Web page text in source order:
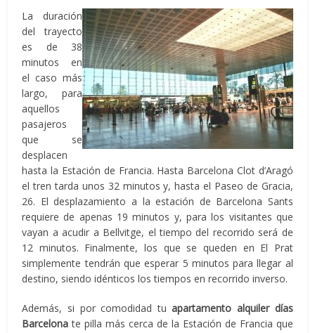
La duración
del trayecto
es de 38
minutos en
el caso más
largo, para
aquellos
pasajeros
que se
desplacen
hasta la Estación de Francia. Hasta Barcelona Clot d’Aragó
el tren tarda unos 32 minutos y, hasta el Paseo de Gracia,
26. El desplazamiento a la estación de Barcelona Sants
requiere de apenas 19 minutos y, para los visitantes que
vayan a acudir a Bellvitge, el tiempo del recorrido será de
12 minutos. Finalmente, los que se queden en El Prat
simplemente tendrán que esperar 5 minutos para llegar al
destino, siendo idénticos los tiempos en recorrido inverso.
Además, si por comodidad tuapartamento alquiler días
Barcelona te pilla más cerca de la Estación de Francia que